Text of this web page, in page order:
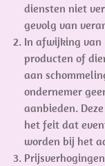
diensten niet
gevolg van
In afwijking van
producten of
aan
ondernemer
aanbieden.
het feit dat
worden bij het